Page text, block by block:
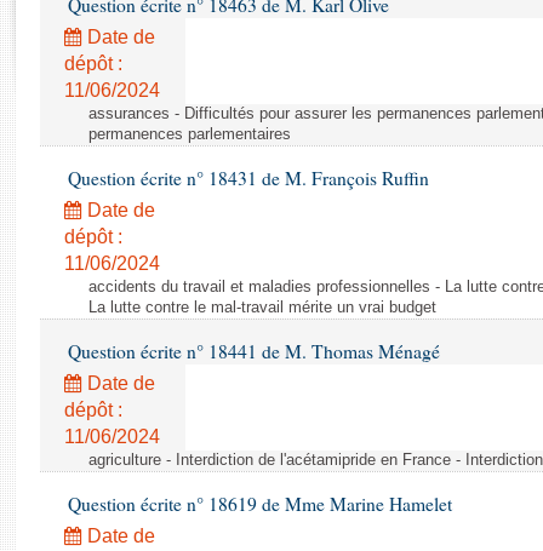
Rapports d'enquête
Rapports législatifs
Rapports sur l'application des lois
Baromètre de l’application des lois
Budget et sécurité sociale
Questions écrites et orales
Comptes rendus des débats
Question écrite n° 18463 de M. Karl Olive
Date de
dépôt :
11/06/2024
assurances - Difficultés pour assurer les permanences
permanences parlementaires
Question écrite n° 18431 de M. François Ruffin
Date de
dépôt :
11/06/2024
accidents du travail et maladies professionnelles - La lutte
La lutte contre le mal-travail mérite un vrai budget
Question écrite n° 18441 de M. Thomas Ménagé
Date de
dépôt :
11/06/2024
agriculture - Interdiction de l'acétamipride en France -
Question écrite n° 18619 de Mme Marine Hamelet
Date de